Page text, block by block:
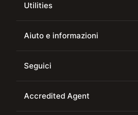
Utilities
Aiuto e informazioni
Seguici
Accredited Agent